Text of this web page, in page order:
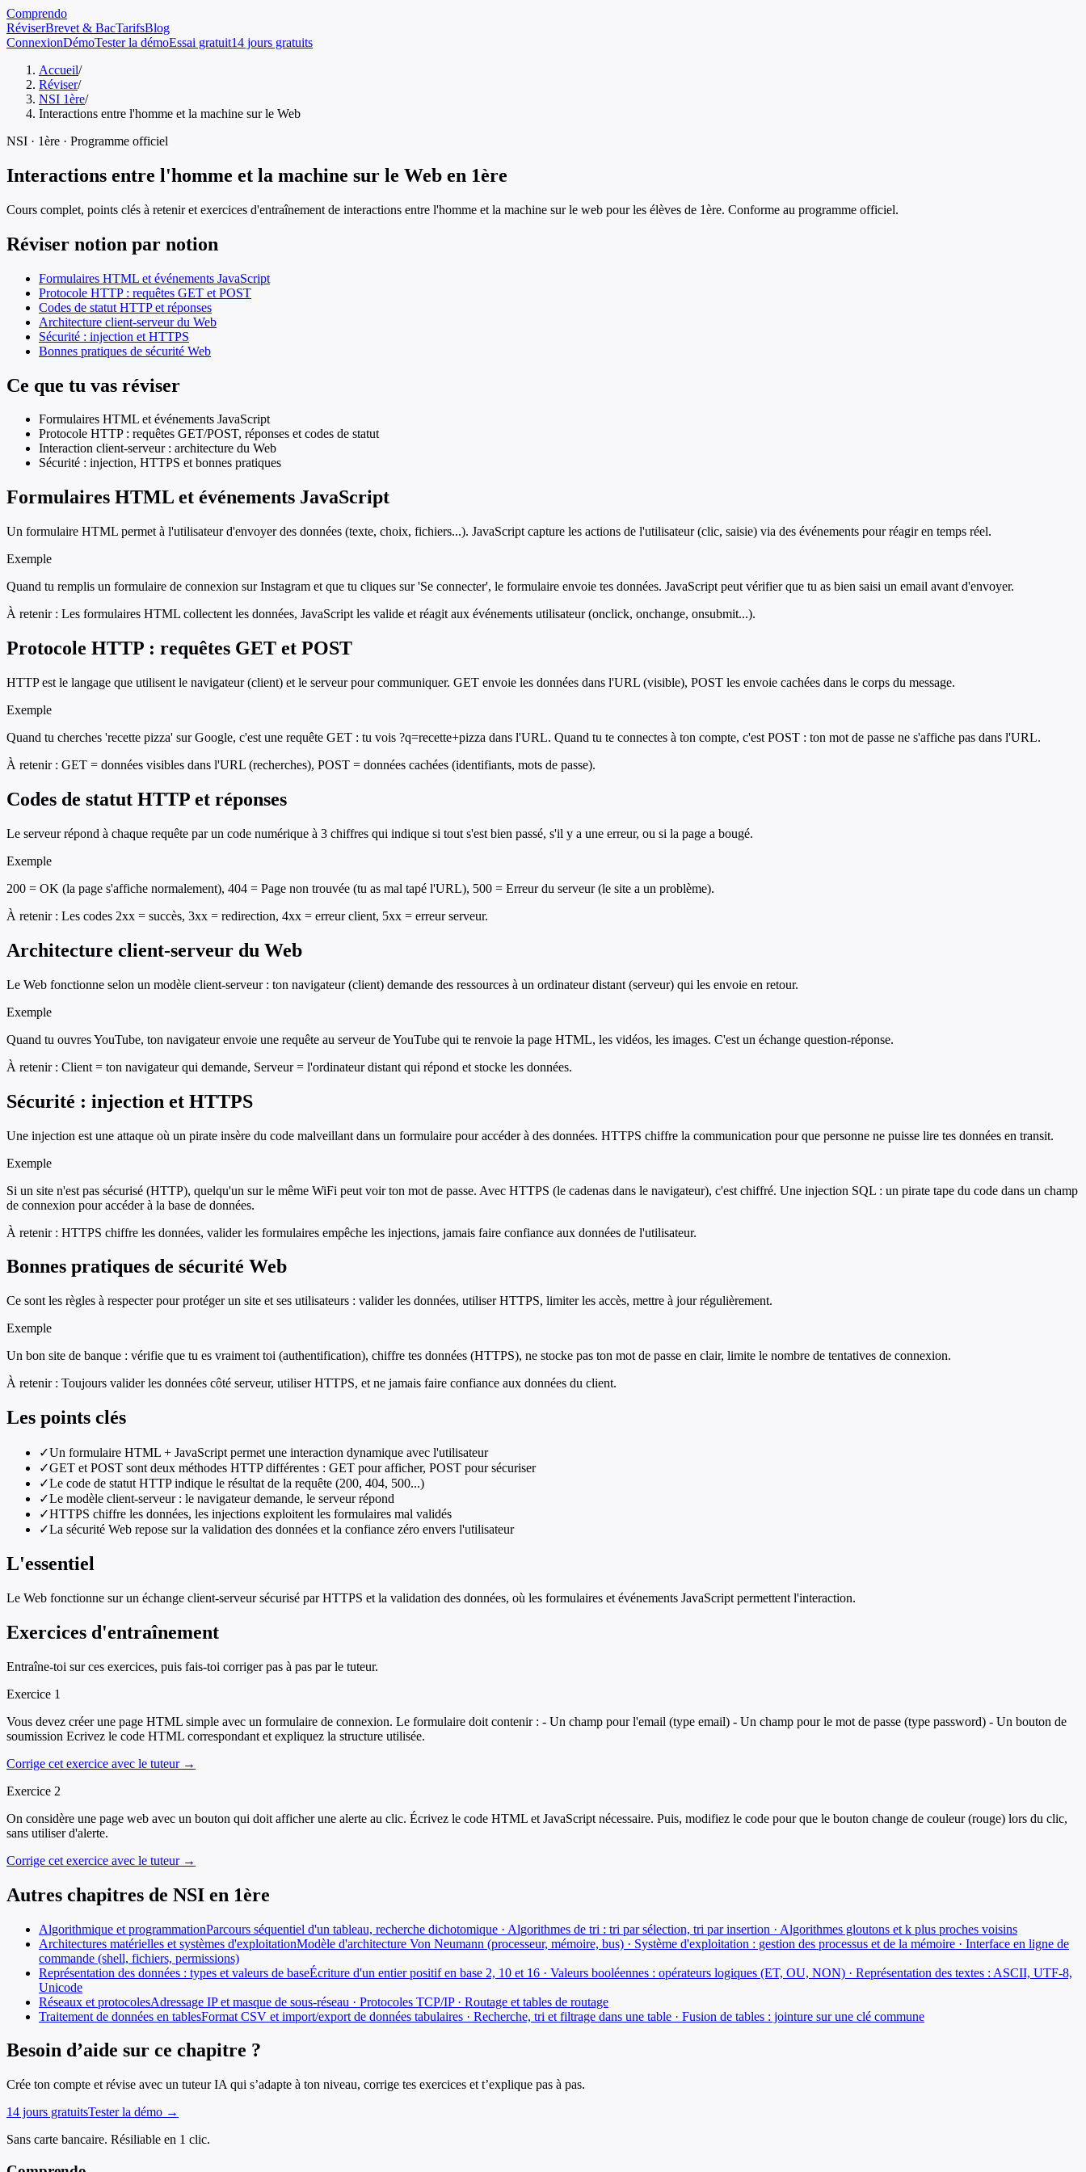
Comprendo
RéviserBrevet & BacTarifsBlog
ConnexionDémoTester la démoEssai gratuit14 jours gratuits
Accueil/
Réviser/
NSI 1ère/
Interactions entre l'homme et la machine sur le Web
NSI · 1ère · Programme officiel
Interactions entre l'homme et la machine sur le Web en 1ère
Cours complet, points clés à retenir et exercices d'entraînement de interactions entre l'homme et la machine sur le web pour les élèves de 1ère. Conforme au programme officiel.
Réviser notion par notion
Formulaires HTML et événements JavaScript
Protocole HTTP : requêtes GET et POST
Codes de statut HTTP et réponses
Architecture client-serveur du Web
Sécurité : injection et HTTPS
Bonnes pratiques de sécurité Web
Ce que tu vas réviser
Formulaires HTML et événements JavaScript
Protocole HTTP : requêtes GET/POST, réponses et codes de statut
Interaction client-serveur : architecture du Web
Sécurité : injection, HTTPS et bonnes pratiques
Formulaires HTML et événements JavaScript
Un formulaire HTML permet à l'utilisateur d'envoyer des données (texte, choix, fichiers...). JavaScript capture les actions de l'utilisateur (clic, saisie) via des événements pour réagir en temps réel.
Exemple
Quand tu remplis un formulaire de connexion sur Instagram et que tu cliques sur 'Se connecter', le formulaire envoie tes données. JavaScript peut vérifier que tu as bien saisi un email avant d'envoyer.
À retenir : Les formulaires HTML collectent les données, JavaScript les valide et réagit aux événements utilisateur (onclick, onchange, onsubmit...).
Protocole HTTP : requêtes GET et POST
HTTP est le langage que utilisent le navigateur (client) et le serveur pour communiquer. GET envoie les données dans l'URL (visible), POST les envoie cachées dans le corps du message.
Exemple
Quand tu cherches 'recette pizza' sur Google, c'est une requête GET : tu vois ?q=recette+pizza dans l'URL. Quand tu te connectes à ton compte, c'est POST : ton mot de passe ne s'affiche pas dans l'URL.
À retenir : GET = données visibles dans l'URL (recherches), POST = données cachées (identifiants, mots de passe).
Codes de statut HTTP et réponses
Le serveur répond à chaque requête par un code numérique à 3 chiffres qui indique si tout s'est bien passé, s'il y a une erreur, ou si la page a bougé.
Exemple
200 = OK (la page s'affiche normalement), 404 = Page non trouvée (tu as mal tapé l'URL), 500 = Erreur du serveur (le site a un problème).
À retenir : Les codes 2xx = succès, 3xx = redirection, 4xx = erreur client, 5xx = erreur serveur.
Architecture client-serveur du Web
Le Web fonctionne selon un modèle client-serveur : ton navigateur (client) demande des ressources à un ordinateur distant (serveur) qui les envoie en retour.
Exemple
Quand tu ouvres YouTube, ton navigateur envoie une requête au serveur de YouTube qui te renvoie la page HTML, les vidéos, les images. C'est un échange question-réponse.
À retenir : Client = ton navigateur qui demande, Serveur = l'ordinateur distant qui répond et stocke les données.
Sécurité : injection et HTTPS
Une injection est une attaque où un pirate insère du code malveillant dans un formulaire pour accéder à des données. HTTPS chiffre la communication pour que personne ne puisse lire tes données en transit.
Exemple
Si un site n'est pas sécurisé (HTTP), quelqu'un sur le même WiFi peut voir ton mot de passe. Avec HTTPS (le cadenas dans le navigateur), c'est chiffré. Une injection SQL : un pirate tape du code dans un champ
de connexion pour accéder à la base de données.
À retenir : HTTPS chiffre les données, valider les formulaires empêche les injections, jamais faire confiance aux données de l'utilisateur.
Bonnes pratiques de sécurité Web
Ce sont les règles à respecter pour protéger un site et ses utilisateurs : valider les données, utiliser HTTPS, limiter les accès, mettre à jour régulièrement.
Exemple
Un bon site de banque : vérifie que tu es vraiment toi (authentification), chiffre tes données (HTTPS), ne stocke pas ton mot de passe en clair, limite le nombre de tentatives de connexion.
À retenir : Toujours valider les données côté serveur, utiliser HTTPS, et ne jamais faire confiance aux données du client.
Les points clés
✓Un formulaire HTML + JavaScript permet une interaction dynamique avec l'utilisateur
✓GET et POST sont deux méthodes HTTP différentes : GET pour afficher, POST pour sécuriser
✓Le code de statut HTTP indique le résultat de la requête (200, 404, 500...)
✓Le modèle client-serveur : le navigateur demande, le serveur répond
✓HTTPS chiffre les données, les injections exploitent les formulaires mal validés
✓La sécurité Web repose sur la validation des données et la confiance zéro envers l'utilisateur
L'essentiel
Le Web fonctionne sur un échange client-serveur sécurisé par HTTPS et la validation des données, où les formulaires et événements JavaScript permettent l'interaction.
Exercices d'entraînement
Entraîne-toi sur ces exercices, puis fais-toi corriger pas à pas par le tuteur.
Exercice 1
Vous devez créer une page HTML simple avec un formulaire de connexion. Le formulaire doit contenir : - Un champ pour l'email (type email) - Un champ pour le mot de passe (type password) - Un bouton de
soumission Ecrivez le code HTML correspondant et expliquez la structure utilisée.
Corrige cet exercice avec le tuteur →
Exercice 2
On considère une page web avec un bouton qui doit afficher une alerte au clic. Écrivez le code HTML et JavaScript nécessaire. Puis, modifiez le code pour que le bouton change de couleur (rouge) lors du clic,
sans utiliser d'alerte.
Corrige cet exercice avec le tuteur →
Autres chapitres de NSI en 1ère
Algorithmique et programmationParcours séquentiel d'un tableau, recherche dichotomique · Algorithmes de tri : tri par sélection, tri par insertion · Algorithmes gloutons et k plus proches voisins
Architectures matérielles et systèmes d'exploitationModèle d'architecture Von Neumann (processeur, mémoire, bus) · Système d'exploitation : gestion des processus et de la mémoire · Interface en ligne de
commande (shell, fichiers, permissions)
Représentation des données : types et valeurs de baseÉcriture d'un entier positif en base 2, 10 et 16 · Valeurs booléennes : opérateurs logiques (ET, OU, NON) · Représentation des textes : ASCII, UTF-8,
Unicode
Réseaux et protocolesAdressage IP et masque de sous-réseau · Protocoles TCP/IP · Routage et tables de routage
Traitement de données en tablesFormat CSV et import/export de données tabulaires · Recherche, tri et filtrage dans une table · Fusion de tables : jointure sur une clé commune
Besoin d’aide sur ce chapitre ?
Crée ton compte et révise avec un tuteur IA qui s’adapte à ton niveau, corrige tes exercices et t’explique pas à pas.
14 jours gratuitsTester la démo →
Sans carte bancaire. Résiliable en 1 clic.